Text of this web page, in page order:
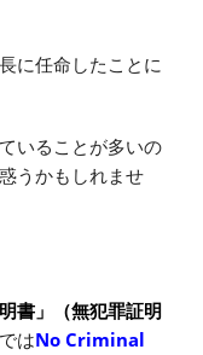
に任命したことに
いることが多いの
うかもしれませ
書」（無犯罪証明
はNo Criminal